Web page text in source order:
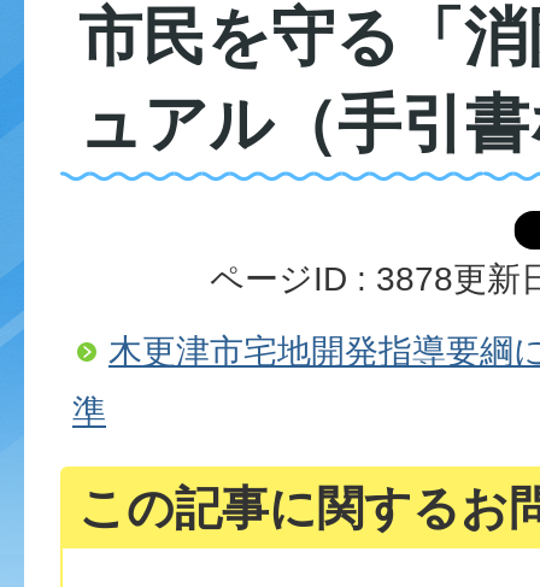
市民を守る「
ュアル（手引
ページID : 3878更新
木更津市宅地開発指導要綱
準
この記事に関するお